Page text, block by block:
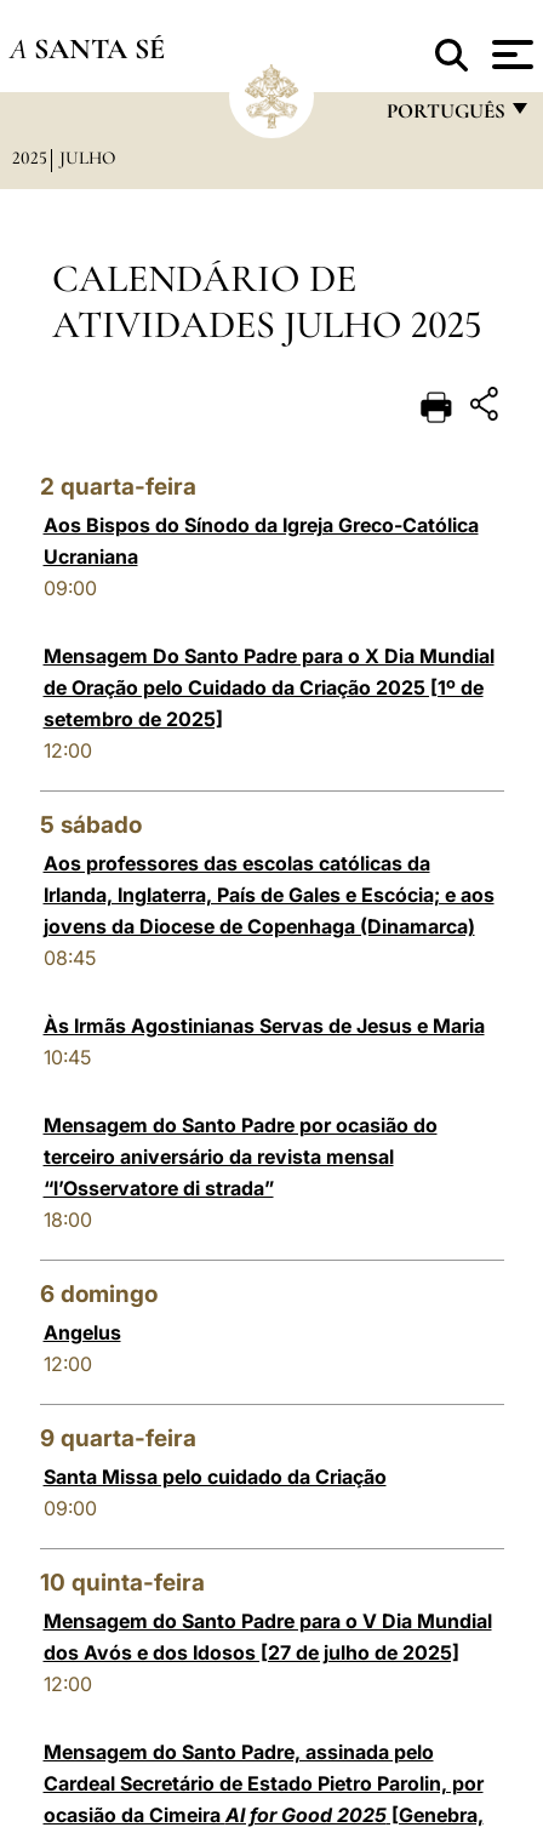
A SANTA SÉ
PORTUGUÊS
DEUTSCH
中文
2025 JULHO
CALENDÁRIO DE
ATIVIDADES JULHO 2025
2 quarta-feira
Aos Bispos do Sínodo da Igreja Greco-Católica
Ucraniana
09:00
Mensagem Do Santo Padre para o X Dia Mundial
de Oração pelo Cuidado da Criação 2025 [1º de
setembro de 2025]
12:00
5 sábado
Aos professores das escolas católicas da
Irlanda, Inglaterra, País de Gales e Escócia; e aos
jovens da Diocese de Copenhaga (Dinamarca)
08:45
Às Irmãs Agostinianas Servas de Jesus e Maria
10:45
Mensagem do Santo Padre por ocasião do
terceiro aniversário da revista mensal
“l’Osservatore di strada”
18:00
6 domingo
Angelus
12:00
9 quarta-feira
Santa Missa pelo cuidado da Criação
09:00
10 quinta-feira
Mensagem do Santo Padre para o V Dia Mundial
dos Avós e dos Idosos [27 de julho de 2025]
12:00
Mensagem do Santo Padre, assinada pelo
Cardeal Secretário de Estado Pietro Parolin, por
ocasião da CimeiraAI for Good 2025[Genebra,